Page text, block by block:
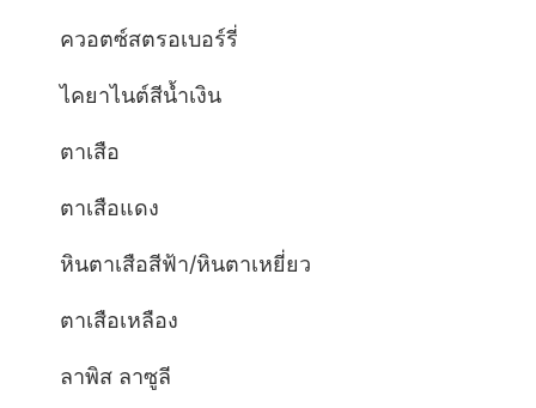
ควอตซ์สตรอเบอร์รี่
ไคยาไนต์สีน้ำเงิน
ตาเสือ
ตาเสือแดง
หินตาเสือสีฟ้า/หินตาเหยี่ยว
ตาเสือเหลือง
ลาพิส ลาซูลี